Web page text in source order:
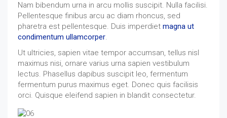
Nam bibendum urna in arcu mollis suscipit. Nulla facilisi.
Pellentesque finibus arcu ac diam rhoncus, sed
pharetra est pellentesque. Duis imperdiet magna ut
condimentum ullamcorper.
Ut ultricies, sapien vitae tempor accumsan, tellus nisl
maximus nisi, ornare varius urna sapien vestibulum
lectus. Phasellus dapibus suscipit leo, fermentum
fermentum purus maximus eget. Donec quis facilisis
orci. Quisque eleifend sapien in blandit consectetur.